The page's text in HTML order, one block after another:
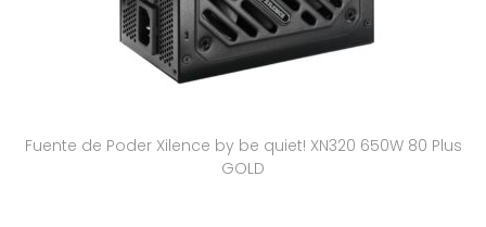
Fuente de Poder Xilence by be quiet! XN320 650W 80 Plus
GOLD